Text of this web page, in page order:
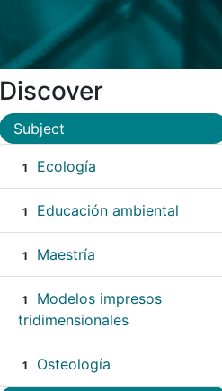
Discover
Subject
1 Ecología
1 Educación ambiental
1 Maestría
1
Modelos impresos
tridimensionales
1 Osteología